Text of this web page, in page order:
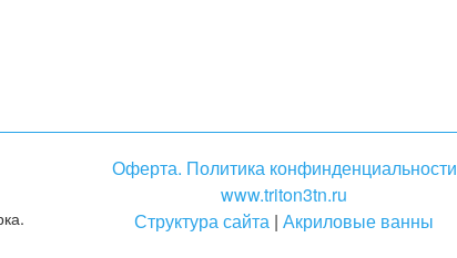
Оферта. Политика конфинденциальности
www.triton3tn.ru
Структура сайта | Акриловые ванны